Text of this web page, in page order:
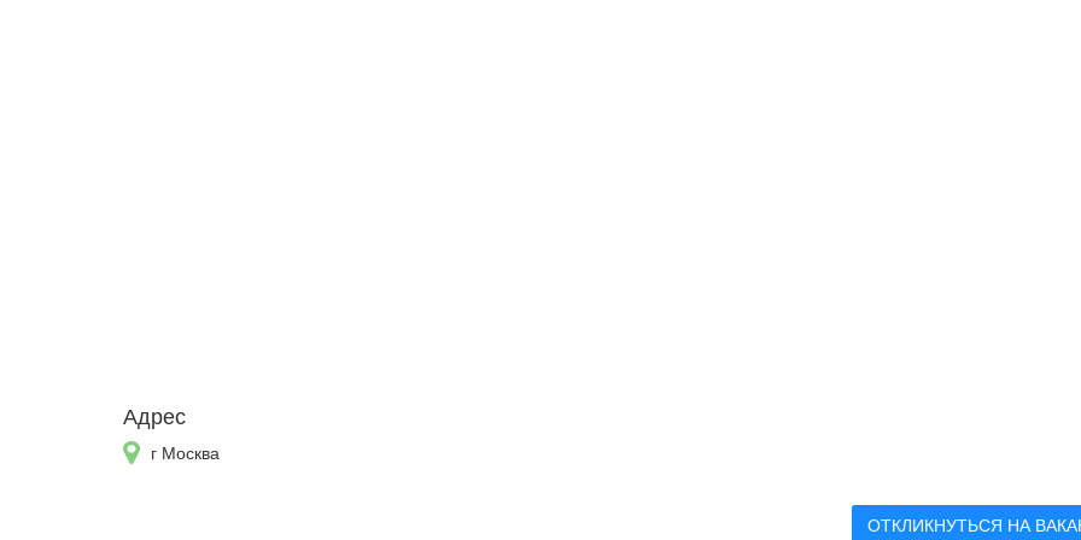
Адрес
г Москва
ОТКЛИКНУТЬСЯ НА